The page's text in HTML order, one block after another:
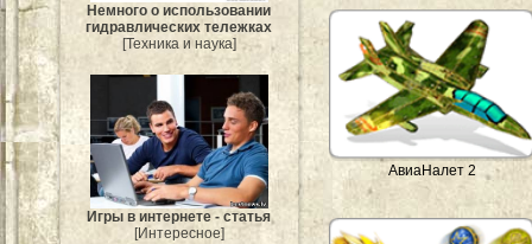
Немного о использовании
гидравлических тележках
[Техника и наука]
Игры в интернете - статья
[Интересное]
АвиаНалет 2